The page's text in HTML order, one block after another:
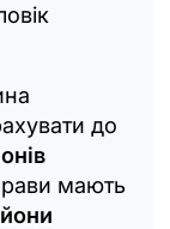
до
мають